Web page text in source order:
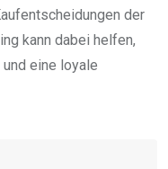
der
kann dabei helfen,
eine loyale